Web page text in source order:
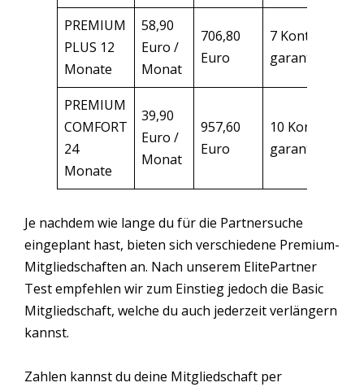
PREMIUM
PLUS 12
Monate
58,90
Euro /
Monat
706,80
Euro
7 Kontakte
garantiert
PREMIUM
COMFORT
24
Monate
39,90
Euro /
Monat
957,60
Euro
10 Kontakte
garantiert
Je nachdem wie lange du für die Partnersuche
eingeplant hast, bieten sich verschiedene Premium-
Mitgliedschaften an. Nach unserem ElitePartner
Test empfehlen wir zum Einstieg jedoch die Basic
Mitgliedschaft, welche du auch jederzeit verlängern
kannst.
Zahlen kannst du deine Mitgliedschaft per